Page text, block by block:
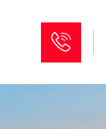
